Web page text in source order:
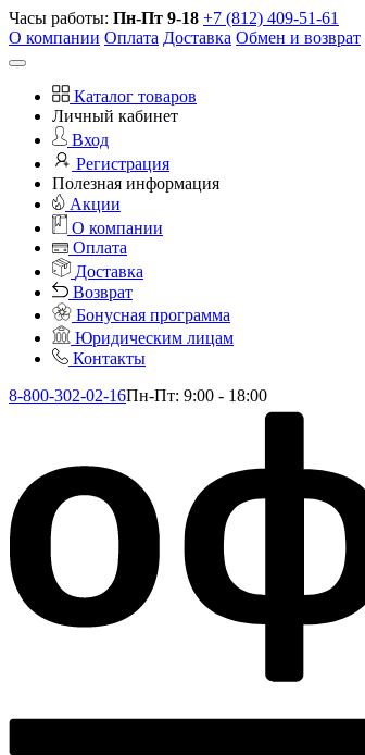
Часы работы: Пн-Пт 9-18 +7 (812) 409-51-61
О компании Оплата Доставка Обмен и возврат
Каталог товаров
Личный кабинет
Вход
Регистрация
Полезная информация
Акции
О компании
Оплата
Доставка
Возврат
Бонусная программа
Юридическим лицам
Контакты
8-800-302-02-16Пн-Пт: 9:00 - 18:00